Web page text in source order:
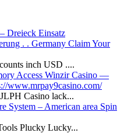
Dreieck Einsatz
. . Germany Claim Your
inch USD ....
Access Winzir Casino —
www.mrpay9casino.com/
Casino lack...
System – American area Spin
Plucky Lucky...